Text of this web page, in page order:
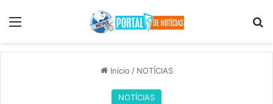
Menu
Início / NOTÍCIAS
NOTÍCIAS